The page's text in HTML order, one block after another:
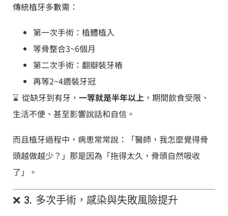
傳統植牙多數需：
第一次手術：植體植入
等骨整合3~6個月
第二次手術：翻瓣裝牙樁
再等2~4週裝牙冠
⌛️ 從缺牙到有牙， 一等就是半年以上 ，期間飲食受限、
生活不便、甚至影響說話和自信。
而且植牙過程中，病患常常說：「醫師，我怎麼覺得骨
頭越做越少？」那是因為「拖得太久，骨頭自然吸收
了」。
❌ 3. 多次手術，感染與失敗風險提升